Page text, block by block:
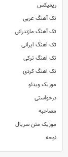
ریمیکس
تک آهنگ عربی
تک آهنگ مازندرانی
تک اهنگ ایرانی
تک اهنگ ترکی
تک اهنگ کردی
موزیک ویدئو
درخواستی
مصاحبه
موزیک متن سریال
نوحه